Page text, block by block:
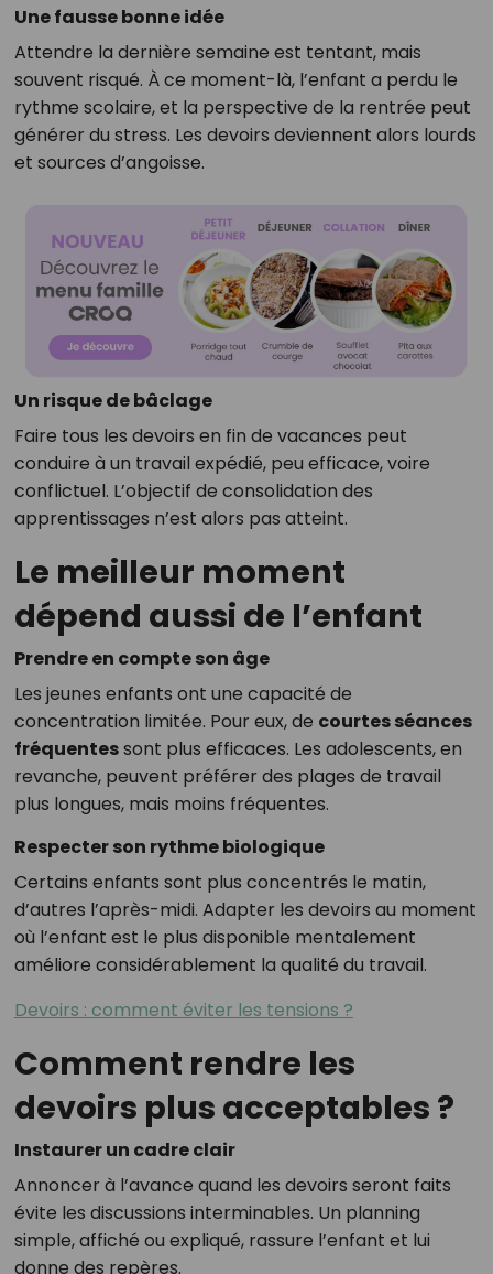
Une fausse bonne idée
Attendre la dernière semaine est tentant, mais
souvent risqué. À ce moment-là, l’enfant a perdu le
rythme scolaire, et la perspective de la rentrée peut
générer du stress. Les devoirs deviennent alors lourds
et sources d’angoisse.
Un risque de bâclage
Faire tous les devoirs en fin de vacances peut
conduire à un travail expédié, peu efficace, voire
conflictuel. L’objectif de consolidation des
apprentissages n’est alors pas atteint.
Le meilleur moment
dépend aussi de l’enfant
Prendre en compte son âge
Les jeunes enfants ont une capacité de
concentration limitée. Pour eux, de courtes séances
fréquentessont plus efficaces. Les adolescents, en
revanche, peuvent préférer des plages de travail
plus longues, mais moins fréquentes.
Respecter son rythme biologique
Certains enfants sont plus concentrés le matin,
d’autres l’après-midi. Adapter les devoirs au moment
où l’enfant est le plus disponible mentalement
améliore considérablement la qualité du travail.
Devoirs : comment éviter les tensions ?
Comment rendre les
devoirs plus acceptables ?
Instaurer un cadre clair
Annoncer à l’avance quand les devoirs seront faits
évite les discussions interminables. Un planning
simple, affiché ou expliqué, rassure l’enfant et lui
donne des repères.